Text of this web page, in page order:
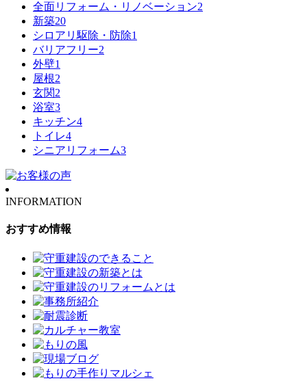
全面リフォーム・リノベーション2
新築20
シロアリ駆除・防除1
バリアフリー2
外壁1
屋根2
玄関2
浴室3
キッチン4
トイレ4
シニアリフォーム3
INFORMATION
おすすめ情報